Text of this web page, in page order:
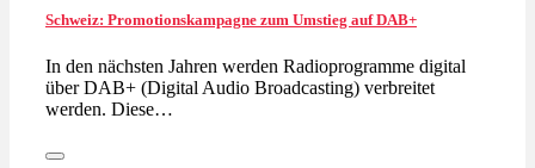
Schweiz: Promotionskampagne zum Umstieg auf DAB+
In den nächsten Jahren werden Radioprogramme digital
über DAB+ (Digital Audio Broadcasting) verbreitet
werden. Diese…